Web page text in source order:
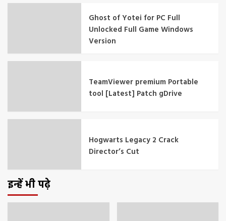
Ghost of Yotei for PC Full
Unlocked Full Game Windows
Version
TeamViewer premium Portable
tool [Latest] Patch gDrive
Hogwarts Legacy 2 Crack
Director’s Cut
इन्हें भी पढ़े